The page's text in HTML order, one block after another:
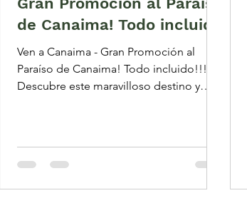
de Canaima! Todo incluido
Ven a Canaima - Gran Promoción al
Paraíso de Canaima! Todo incluido!!!
Descubre este maravilloso destino y